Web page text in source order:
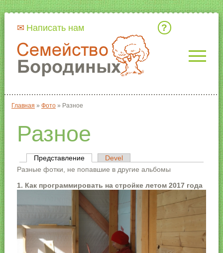
Написать нам
Вы здесь
Главная » Фото » Разное
Разное
Главные вкладки
Представление(активная вкладка)
Devel
Разные фотки, не попавшие в другие альбомы
1. Как программировать на стройке летом 2017 года